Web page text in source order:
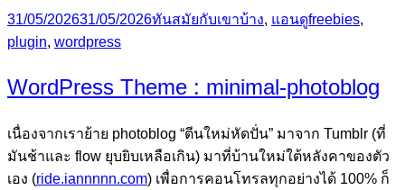
Posted
on
31/05/202631/05/2026Categories
ทันสมัยกับเขาบ้าง, แอนดูTags
freebies,
plugin, wordpress
WordPress Theme : minimal-photoblog
เนื่องจากเราย้าย photoblog “ตีนใหม่หัดปั่น” มาจาก Tumblr (ที่
มันช้าและ flow ยุบยิบเหลือเกิน) มาที่บ้านใหม่ใต้หลังคาของตัว
เอง (ride.iannnnn.com) เพื่อการคอนโทรลทุกอย่างได้ 100% ก็